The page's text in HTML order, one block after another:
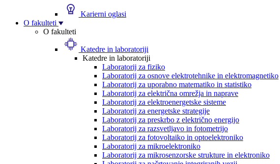
Karierni oglasi
O fakulteti
O fakulteti
Katedre in laboratoriji
Katedre in laboratoriji
Laboratorij za fiziko
Laboratorij za osnove elektrotehnike in elektromagnetiko
Laboratorij za uporabno matematiko in statistiko
Laboratorij za električna omrežja in naprave
Laboratorij za elektroenergetske sisteme
Laboratorij za energetske strategije
Laboratorij za preskrbo z električno energijo
Laboratorij za razsvetljavo in fotometrijo
Laboratorij za fotovoltaiko in optoelektroniko
Laboratorij za mikroelektroniko
Laboratorij za mikrosenzorske strukture in elektroniko